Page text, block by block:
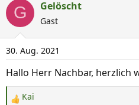
a
t
i
o
n
G Gelöscht
Gast
30. Aug. 2021
Hallo Herr Nachbar, herzlich
R Kai